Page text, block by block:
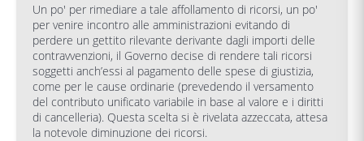
Un po' per rimediare a tale affollamento di ricorsi, un po'
per venire incontro alle amministrazioni evitando di
perdere un gettito rilevante derivante dagli importi delle
contravvenzioni, il Governo decise di rendere tali ricorsi
soggetti anch’essi al pagamento delle spese di giustizia,
come per le cause ordinarie (prevedendo il versamento
del contributo unificato variabile in base al valore e i diritti
di cancelleria). Questa scelta si è rivelata azzeccata, attesa
la notevole diminuzione dei ricorsi.